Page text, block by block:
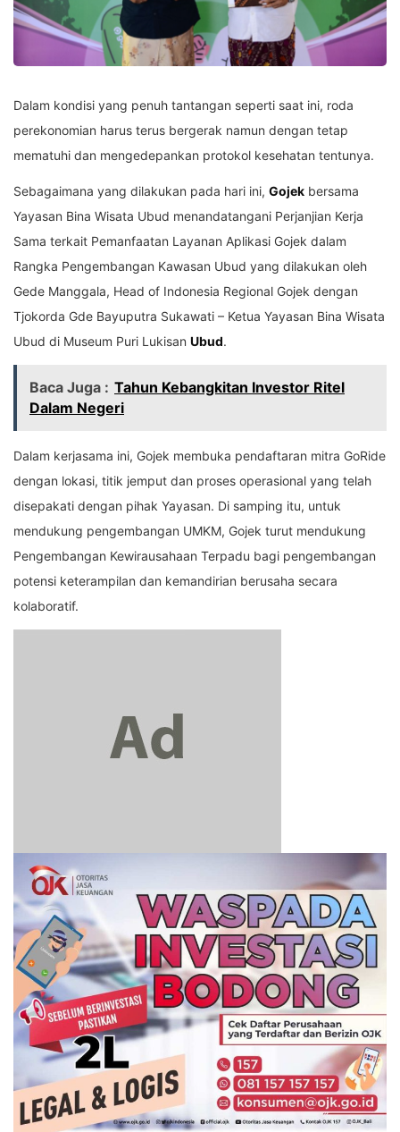
Dalam kondisi yang penuh tantangan seperti saat ini, roda
perekonomian harus terus bergerak namun dengan tetap
mematuhi dan mengedepankan protokol kesehatan tentunya.
Sebagaimana yang dilakukan pada hari ini, Gojek bersama
Yayasan Bina Wisata Ubud menandatangani Perjanjian Kerja
Sama terkait Pemanfaatan Layanan Aplikasi Gojek dalam
Rangka Pengembangan Kawasan Ubud yang dilakukan oleh
Gede Manggala, Head of Indonesia Regional Gojek dengan
Tjokorda Gde Bayuputra Sukawati – Ketua Yayasan Bina Wisata
Ubud di Museum Puri Lukisan Ubud.
Baca Juga : Tahun Kebangkitan Investor Ritel
Dalam Negeri
Dalam kerjasama ini, Gojek membuka pendaftaran mitra GoRide
dengan lokasi, titik jemput dan proses operasional yang telah
disepakati dengan pihak Yayasan. Di samping itu, untuk
mendukung pengembangan UMKM, Gojek turut mendukung
Pengembangan Kewirausahaan Terpadu bagi pengembangan
potensi keterampilan dan kemandirian berusaha secara
kolaboratif.